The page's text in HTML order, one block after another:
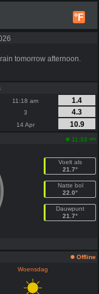
°F
tomorrow afternoon.
11:18 am
1.4
3
4.3
14 Apr
10.9
11:33 am
Voelt als
21.7°
Natte bol
22.0°
Dauwpunt
21.7°
Offline
Woensdag